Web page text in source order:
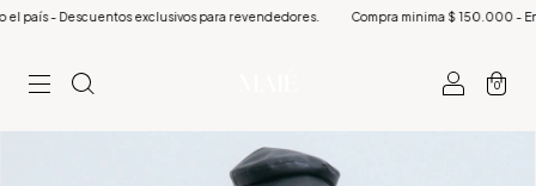
- Descuentos exclusivos para revendedores. Compra minima $ 150.000 -
0